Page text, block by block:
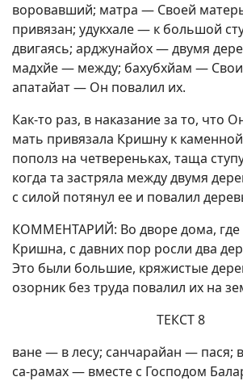
воровавший; матра — Своей
привязан; удукхале — к большой
двигаясь; арджунайох — двумя
мадхйе — между; бахубхйам —
апатайат — Он повалил их.
Как-то раз, в наказание за то, что
мать привязала Кришну к
пополз на четвереньках, таща
когда та застряла между двумя
с силой потянул ее и повалил
КОММЕНТАРИЙ: Во дворе дома, где
Кришна, с давних пор росли два
Это были большие, кряжистые
озорник без труда повалил их на
ТЕКСТ 8
ване — в лесу; санчарайан — пася;
са-рамах — вместе с Господом